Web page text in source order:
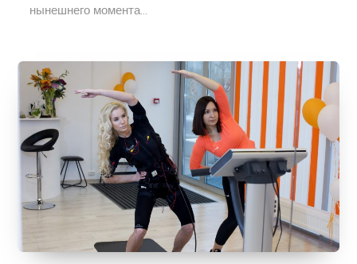
нынешнего момента...